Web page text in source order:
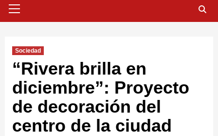
primario
Sociedad
“Rivera brilla en
diciembre”: Proyecto
de decoración del
centro de la ciudad